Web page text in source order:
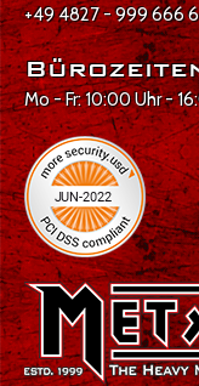
+49 4827 - 999 666
Mo - Fr: 10:00 Uhr -